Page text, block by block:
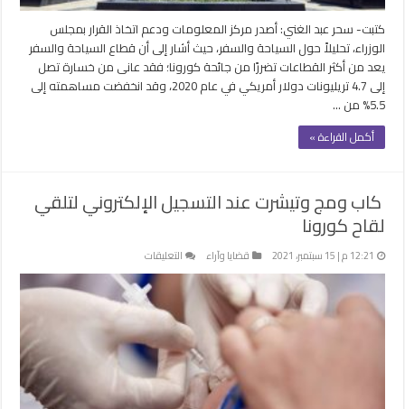
%
مغلقة
كتبت- سحر عبد الغني: أصدر مركز المعلومات ودعم اتخاذ القرار بمجلس
الوزراء، تحليلاً حول السياحة والسفر، حيث أشار إلى أن قطاع السياحة والسفر
يعد من أكثر القطاعات تضررًا من جائحة كورونا؛ فقد عانى من خسارة تصل
إلى 4.7 تريليونات دولار أمريكي في عام 2020، وقد انخفضت مساهمته إلى
5.5% من …
أكمل القراءة »
كاب ومج وتيشرت عند التسجيل الإلكتروني لتلقي
لقاح كورونا
12:21 م | 15 سبتمبر، 2021 قضايا وآراء التعليقات
كاب
ومج
وتيشرت
عند
التسجيل
الإلكتروني
لتلقي
لقاح